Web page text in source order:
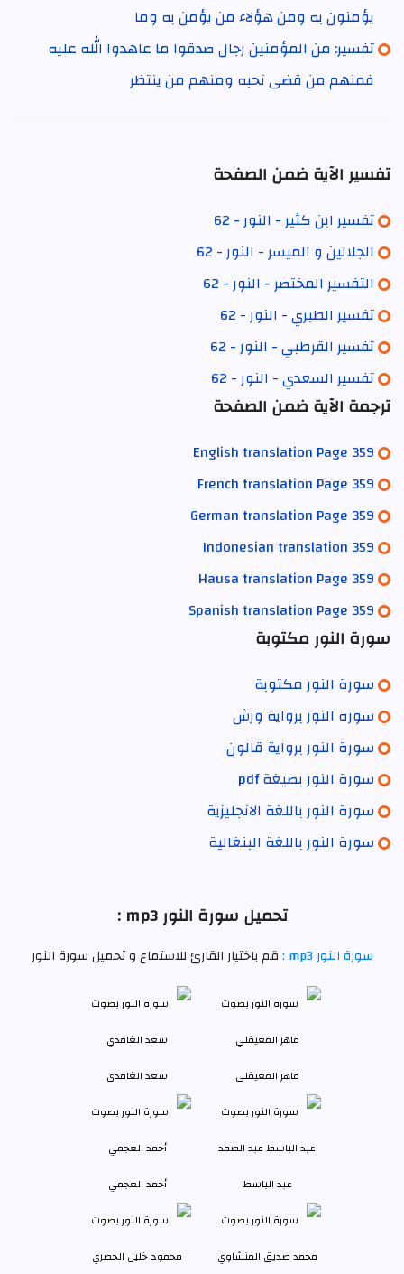
يؤمنون به ومن هؤلاء من يؤمن به وما
تفسير: من المؤمنين رجال صدقوا ما عاهدوا الله عليه
فمنهم من قضى نحبه ومنهم من ينتظر
تفسير الآية ضمن الصفحة
تفسير ابن كثير - النور - 62
الجلالين و الميسر - النور - 62
التفسير المختصر - النور - 62
تفسير الطبري - النور - 62
تفسير القرطبي - النور - 62
تفسير السعدي - النور - 62
ترجمة الآية ضمن الصفحة
English translation Page 359
French translation Page 359
German translation Page 359
Indonesian translation 359
Hausa translation Page 359
Spanish translation Page 359
سورة النور مكتوبة
سورة النور مكتوبة
سورة النور برواية ورش
سورة النور برواية قالون
سورة النور بصيغة pdf
سورة النور باللغة الانجليزية
سورة النور باللغة البنغالية
تحميل سورة النور mp3 :
سورة النور mp3 : قم باختيار القارئ للاستماع و تحميل سورة النور
ماهر المعيقلي سعد الغامدي
عبد الباسط أحمد العجمي